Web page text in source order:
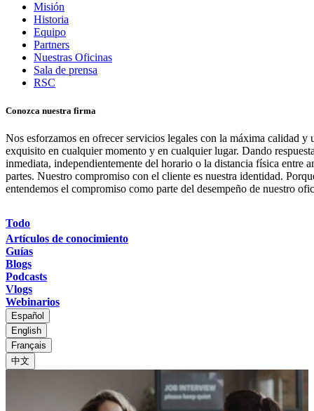
Misión
Historia
Equipo
Partners
Nuestras Oficinas
Sala de prensa
RSC
Conozca nuestra firma
Nos esforzamos en ofrecer servicios legales con la máxima calidad y
exquisito en cualquier momento y en cualquier lugar. Dando
inmediata, independientemente del horario o la distancia física entre
partes. Nuestro compromiso con el cliente es nuestra identidad.
entendemos el compromiso como parte del desempeño de nuestro
Todo
Artículos de conocimiento
Guías
Blogs
Podcasts
Vlogs
Webinarios
Español
English
Français
中文